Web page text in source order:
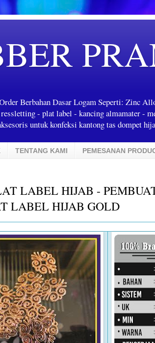
Berbahan Dasar Logam Seperti: Zinc
- plat label - kancing almamater -
untuk konfeksi kantong tas dompet
TENTANG KAMI PEMESANAN
LABEL HIJAB -
LABEL HIJAB GOLD